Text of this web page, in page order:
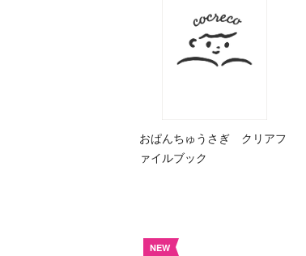
おぱんちゅうさぎ クリアフ
ァイルブック
NEW